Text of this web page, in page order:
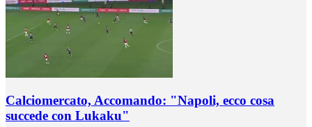
Calciomercato, Accomando: "Napoli, ecco cosa
succede con Lukaku"